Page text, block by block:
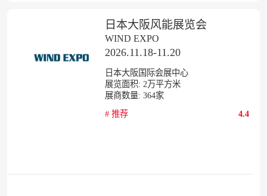
日本大阪风能展览会
WIND EXPO
2026.11.18-11.20
日本大阪国际会展中心
展览面积: 2 万平方米
展商数量: 364家
# 推荐 4.4